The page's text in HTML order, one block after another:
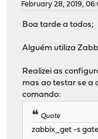
February 28, 2019,
Boa tarde a todos;
Alguém utiliza
Realizei as
mas ao testar se a
comando:
Quote
zabbix_get -s